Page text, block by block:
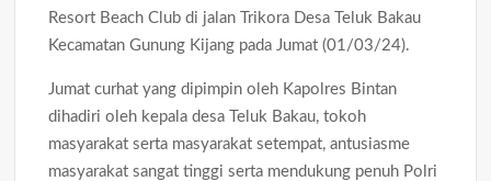
Satresnarkoba Polres Bintan Ungkap Dua Kasus Narkotika,
Empat Tersangka Diamankan dengan Barang Bukti Sabu dan
Resort Beach Club di jalan Trikora Desa Teluk Bakau
Kecamatan Gunung Kijang pada Jumat (01/03/24).
Jumat curhat yang dipimpin oleh Kapolres Bintan
dihadiri oleh kepala desa Teluk Bakau, tokoh
masyarakat serta masyarakat setempat, antusiasme
masyarakat sangat tinggi serta mendukung penuh Polri